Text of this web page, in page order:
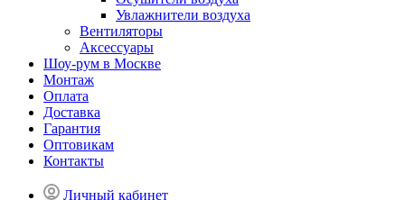
Увлажнители воздуха
Вентиляторы
Аксессуары
Шоу-рум в Москве
Монтаж
Оплата
Доставка
Гарантия
Оптовикам
Контакты
Личный кабинет